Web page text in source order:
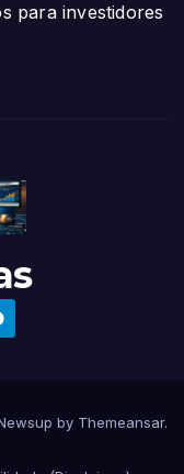
para investidores
by Themeansar.